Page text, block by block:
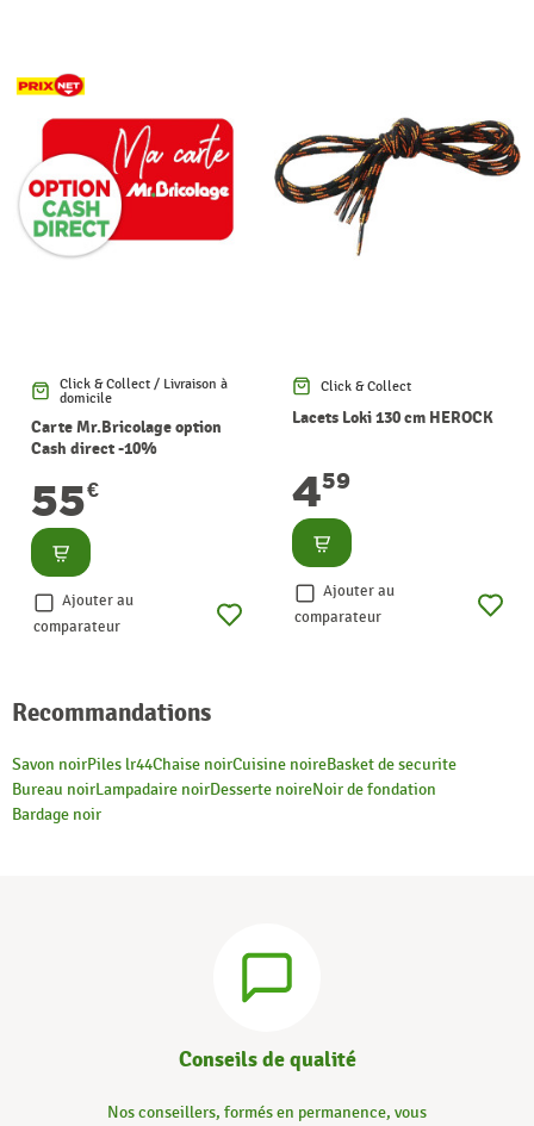
Click & Collect / Livraison à
domicile
Carte Mr.Bricolage option
Cash direct -10%
55€
Consulter
Ajouter au
comparateur
Click & Collect
Lacets Loki 130 cm HEROCK
459
Consulter
Ajouter au
comparateur
Recommandations
Savon noirPiles lr44Chaise noirCuisine noireBasket de securite
Bureau noirLampadaire noirDesserte noireNoir de fondation
Bardage noir
Conseils de qualité
Nos conseillers, formés en permanence, vous